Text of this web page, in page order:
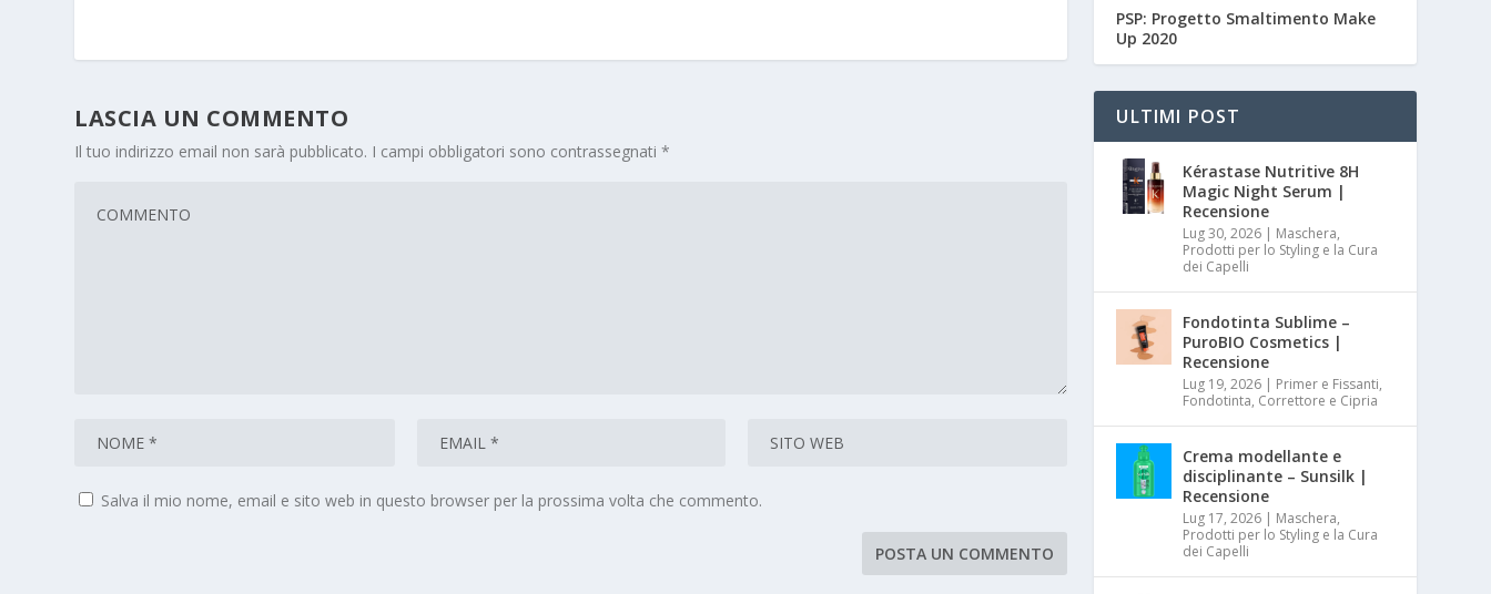
LASCIA UN COMMENTO
Il tuo indirizzo email non sarà pubblicato. I campi obbligatori sono contrassegnati*
Salva il mio nome, email e sito web in questo browser per la prossima volta che commento.
PSP: Progetto Smaltimento Make
Up 2020
ULTIMI POST
Kérastase Nutritive 8H
Magic Night Serum |
Recensione
Lug 30, 2026 | Maschera,
Prodotti per lo Styling e la Cura
dei Capelli
Fondotinta Sublime –
PuroBIO Cosmetics |
Recensione
Lug 19, 2026 | Primer e Fissanti,
Fondotinta, Correttore e Cipria
Crema modellante e
disciplinante – Sunsilk |
Recensione
Lug 17, 2026 | Maschera,
Prodotti per lo Styling e la Cura
dei Capelli